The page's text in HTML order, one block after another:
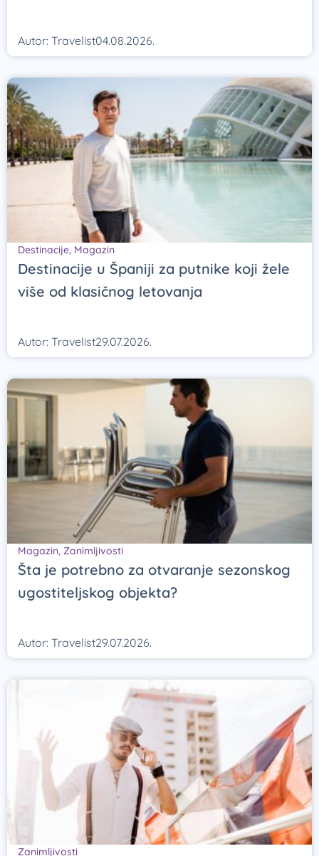
Autor: Travelist04.08.2026.
Destinacije, Magazin
Destinacije u Španiji za putnike koji žele
više od klasičnog letovanja
Autor: Travelist29.07.2026.
Magazin, Zanimljivosti
Šta je potrebno za otvaranje sezonskog
ugostiteljskog objekta?
Autor: Travelist29.07.2026.
Zanimljivosti